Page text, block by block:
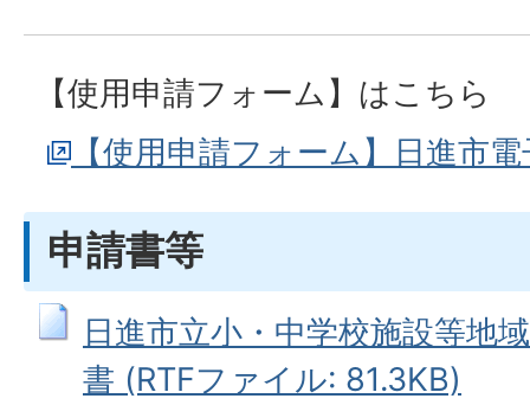
【使用申請フォーム】はこちら
【使用申請フォーム】日進市
申請書等
日進市立小・中学校施設等地
書 (RTFファイル: 81.3KB)